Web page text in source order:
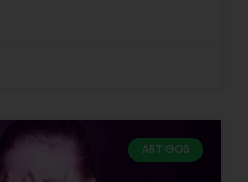
ARTIGOS